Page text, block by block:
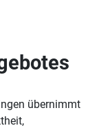
übernimmt